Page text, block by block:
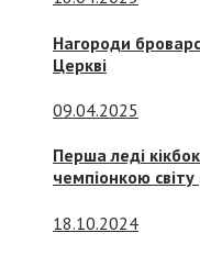
Нагороди
Церкві
09.04.2025
Перша леді
чемпіонкою
18.10.2024